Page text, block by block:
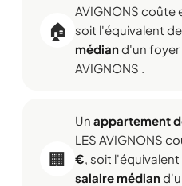
🏠
AVIGNONS coûte
soit l'équivalent de
médiand'un foyer
AVIGNONS .
🏢
Un appartement
LES AVIGNONS
€, soit
salaire médian